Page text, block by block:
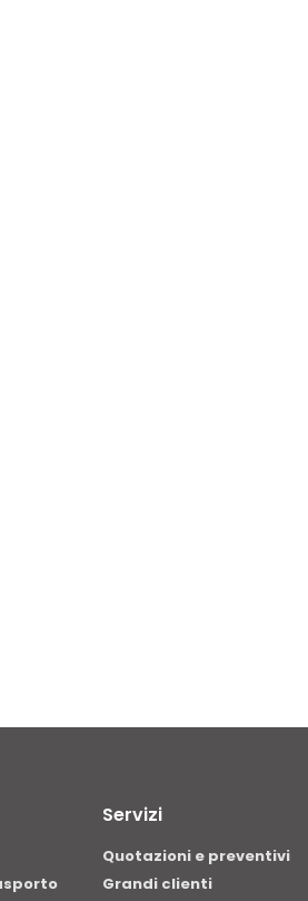
Servizi
Quotazioni e preventivi
Grandi clienti